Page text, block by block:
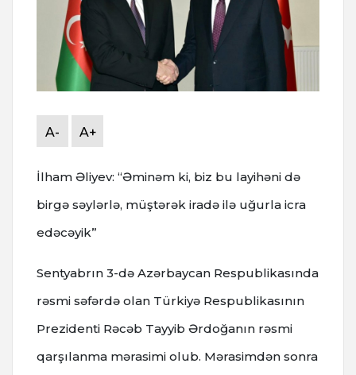
A- A+
İlham Əliyev: “Əminəm ki, biz bu layihəni də
birgə səylərlə, müştərək iradə ilə uğurla icra
edəcəyik”
Sentyabrın 3-də Azərbaycan Respublikasında
rəsmi səfərdə olan Türkiyə Respublikasının
Prezidenti Rəcəb Tayyib Ərdoğanın rəsmi
qarşılanma mərasimi olub. Mərasimdən sonra